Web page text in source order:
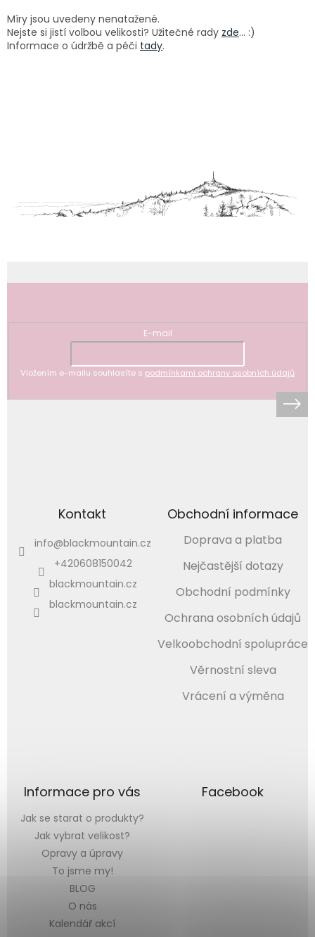
Míry jsou uvedeny nenatažené.
Nejste si jistí volbou velikosti? Užitečné rady zde... :)
Informace o údržbě a péči tady.
E-mail
Vložením e-mailu souhlasíte s podmínkami ochrany osobních údajů
Kontakt
info@blackmountain.cz
+420608150042
blackmountain.cz
blackmountain.cz
Obchodní informace
Doprava a platba
Nejčastější dotazy
Obchodní podmínky
Ochrana osobních údajů
Velkoobchodní spolupráce
Věrnostní sleva
Vrácení a výměna
Informace pro vás
Jak se starat o produkty?
Jak vybrat velikost?
Opravy a úpravy
To jsme my!
BLOG
O nás
Kalendář akcí
Facebook